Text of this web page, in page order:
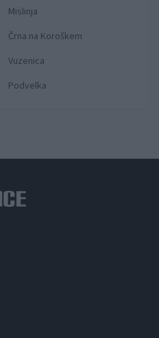
Mislinja
Črna na Koroškem
Vuzenica
Podvelka